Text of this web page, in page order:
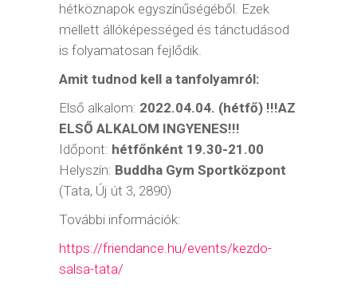
hétköznapok egyszínűségéből. Ezek
mellett állóképességed és tánctudásod
is folyamatosan fejlődik.
Amit tudnod kell a tanfolyamról:
Első alkalom: 2022.04.04. (hétfő) !!!AZ
ELSŐ ALKALOM INGYENES!!!
Időpont: hétfőnként 19.30-21.00
Helyszín: Buddha Gym Sportközpont
(Tata, Új út 3, 2890)
További információk:
https://friendance.hu/events/kezdo-
salsa-tata/